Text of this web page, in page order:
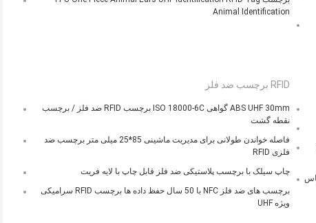
Animal Identification
RFID برچسب ضد فلز
ABS UHF 30mm گواهی ISO 18000-6C برچسب RFID ضد فلز / برچسب
نقطه گشت
فاصله خواندن طولانی برای مدیریت ماشینی 85*25 میلی متر برچسب ضد
فلزی RFID
چاپ سیلک با برچسب پلاستیکی ضد فلز قابل چاپ با لایه فریت
برچسب های ضد فلز NFC با 50 سال حفظ داده ها برچسب RFID سرامیکی
ویژه UHF